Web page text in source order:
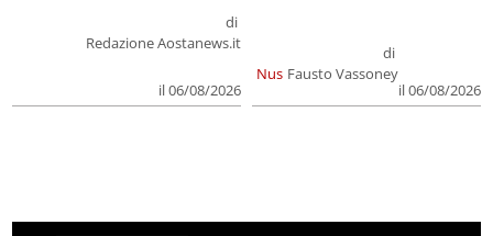
di
Redazione Aostanews.it
il 06/08/2026
Nus
di
Fausto Vassoney
il 06/08/2026